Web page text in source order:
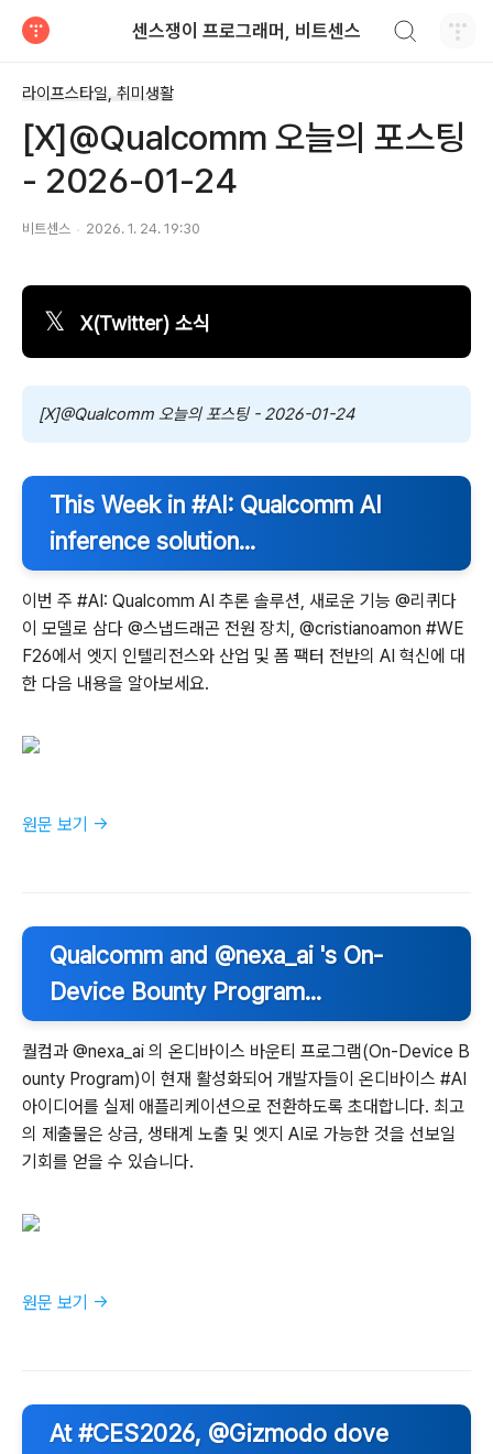
센스쟁이 프로그래머, 비트센스
라이프스타일, 취미생활
[X]@Qualcomm 오늘의 포스팅
- 2026-01-24
비트센스 2026. 1. 24. 19:30
𝕏 X(Twitter) 소식
[X]@Qualcomm 오늘의 포스팅 - 2026-01-24
This Week in #AI: Qualcomm AI
inference solution...
이번 주 #AI: Qualcomm AI 추론 솔루션, 새로운 기능 @리퀴다
이 모델로 삼다 @스냅드래곤 전원 장치, @cristianoamon #WE
F26에서 엣지 인텔리전스와 산업 및 폼 팩터 전반의 AI 혁신에 대
한 다음 내용을 알아보세요.
원문 보기 →
Qualcomm and @nexa_ai 's On-
Device Bounty Program...
퀄컴과 @nexa_ai 의 온디바이스 바운티 프로그램(On-Device B
ounty Program)이 현재 활성화되어 개발자들이 온디바이스 #AI
아이디어를 실제 애플리케이션으로 전환하도록 초대합니다. 최고
의 제출물은 상금, 생태계 노출 및 엣지 AI로 가능한 것을 선보일
기회를 얻을 수 있습니다.
원문 보기 →
At #CES2026, @Gizmodo dove